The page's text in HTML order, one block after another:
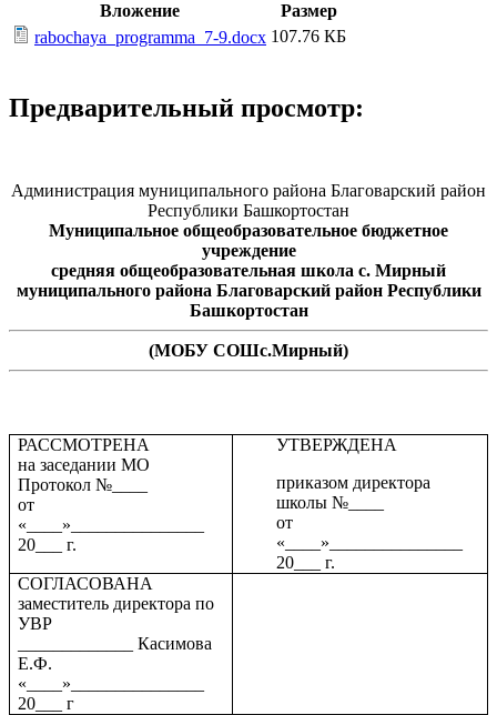
Вложение
Размер
rabochaya_programma_7-9.docx 107.76 КБ
Предварительный просмотр:
Администрация муниципального района Благоварский район
Республики Башкортостан
Муниципальное общеобразовательное бюджетное
учреждение
средняя общеобразовательная школа с. Мирный
муниципального района Благоварский район Республики
Башкортостан
(МОБУ СОШс.Мирный)
РАССМОТРЕНА
на заседании МО
Протокол №____
от
«____»_______________
20___ г.
УТВЕРЖДЕНА
приказом директора
школы №____
от
«____»_______________
20___ г.
СОГЛАСОВАНА
заместитель директора по
УВР
_____________ Касимова
Е.Ф.
«____»_______________
20___ г